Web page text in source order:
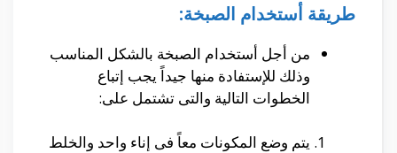
طريقة أستخدام الصبخة:
من أجل أستخدام الصبخة بالشكل المناسب
وذلك للإستفادة منها جيداً يجب إتباع
الخطوات التالية والتى تشتمل على:
يتم وضع المكونات معاً فى إناء واحد والخلط